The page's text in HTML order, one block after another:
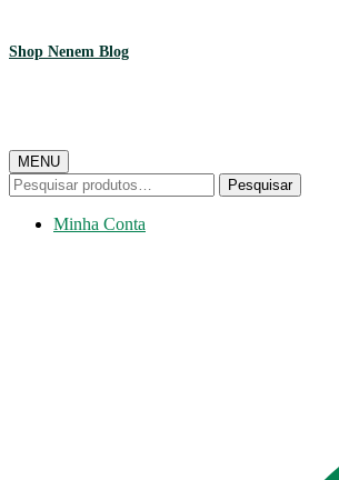
Shop Nenem Blog
MENU
Pesquisar
por:
Pesquisar
Minha Conta